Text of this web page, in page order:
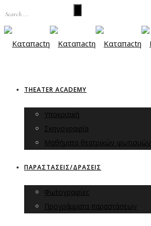
THEATER ACADEMY
Υποκριτική
Σκηνογραφία
Μαθήματα θεατρικών φωτισμών
ΠΑΡΑΣΤΑΣΕΙΣ/ΔΡΑΣΕΙΣ
Φωτογραφίες
Προγράμματα παραστάσεων